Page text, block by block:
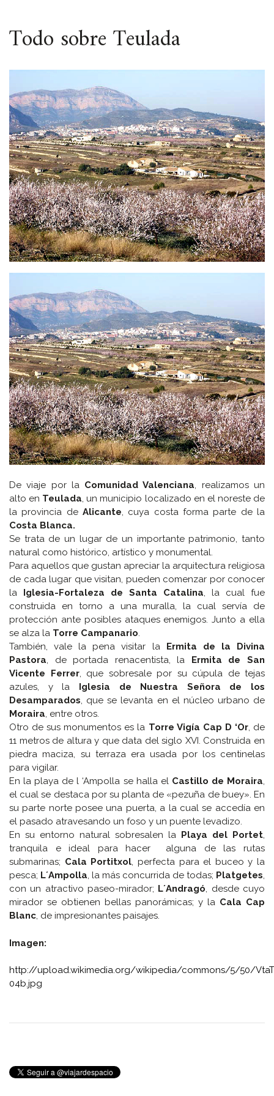
ESPACIO
Todo sobre Teulada
De viaje por la Comunidad Valenciana, realizamos un
alto en Teulada, un municipio localizado en el noreste de
la provincia de Alicante, cuya costa forma parte de la
Costa Blanca.
Se trata de un lugar de un importante patrimonio, tanto
natural como histórico, artístico y monumental.
Para aquellos que gustan apreciar la arquitectura religiosa
de cada lugar que visitan, pueden comenzar por conocer
la Iglesia-Fortaleza de Santa Catalina, la cual fue
construida en torno a una muralla, la cual servía de
protección ante posibles ataques enemigos. Junto a ella
se alza la Torre Campanario.
También, vale la pena visitar laErmita de la Divina
Pastora, de portada renacentista, la Ermita de San
Vicente Ferrer, que sobresale por su cúpula de tejas
azules, y la Iglesia de Nuestra Señora de los
Desamparados, que se levanta en el núcleo urbano de
Moraira, entre otros.
Otro de sus monumentos es la Torre Vigía Cap D ‘Or, de
11 metros de altura y que data del siglo XVI. Construida en
piedra maciza, su terraza era usada por los centinelas
para vigilar.
En la playa de l ‘Ampolla se halla el Castillo de Moraira,
el cual se destaca por su planta de «pezuña de buey». En
su parte norte posee una puerta, a la cual se accedía en
el pasado atravesando un foso y un puente levadizo.
En su entorno natural sobresalen la Playa del Portet,
tranquila e ideal para hacer alguna de las rutas
submarinas; Cala Portitxol, perfecta para el buceo y la
pesca; L´Ampolla, la más concurrida de todas; Platgetes,
con un atractivo paseo-mirador; L´Andragó, desde cuyo
mirador se obtienen bellas panorámicas; y la Cala Cap
Blanc, de impresionantes paisajes.
Imagen:
http://upload.wikimedia.org/wikipedia/commons/5/50/
04b.jpg